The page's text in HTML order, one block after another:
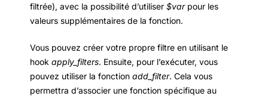
filtrée), avec la possibilité d’utiliser $varpour les
valeurs supplémentaires de la fonction.
Vous pouvez créer votre propre filtre en utilisant le
hook apply_filters. Ensuite, pour l’exécuter, vous
pouvez utiliser la fonction add_filter. Cela vous
permettra d’associer une fonction spécifique au